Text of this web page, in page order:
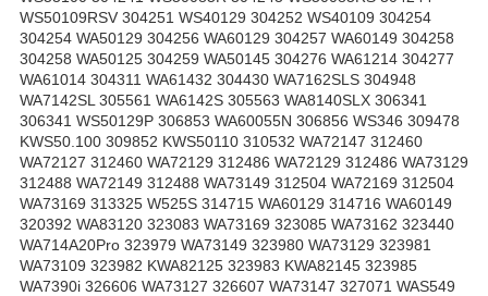
WS50109RSV 304251 WS40129 304252 WS40109 304254
304254 WA50129 304256 WA60129 304257 WA60149 304258
304258 WA50125 304259 WA50145 304276 WA61214 304277
WA61014 304311 WA61432 304430 WA7162SLS 304948
WA7142SL 305561 WA6142S 305563 WA8140SLX 306341
306341 WS50129P 306853 WA60055N 306856 WS346 309478
KWS50.100 309852 KWS50110 310532 WA72147 312460
WA72127 312460 WA72129 312486 WA72129 312486 WA73129
312488 WA72149 312488 WA73149 312504 WA72169 312504
WA73169 313325 W525S 314715 WA60129 314716 WA60149
320392 WA83120 323083 WA73169 323085 WA73162 323440
WA714A20Pro 323979 WA73149 323980 WA73129 323981
WA73109 323982 KWA82125 323983 KWA82145 323985
WA7390i 326606 WA73127 326607 WA73147 327071 WAS549